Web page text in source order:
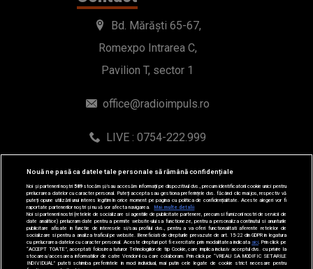
Bd. Mărăști 65-67,
Romexpo Intrarea C,
Pavilion T, sector 1
office@radioimpuls.ro
LIVE : 0754-222.999
Nouă ne pasă ca datele tale personale să rămână confidențiale
Noi și partenerii noștri589stocăm și/sau accesăm informații pe dispozitivul dvs., precum identificatorii cookie unici pentru
prelucrarea datelor cu caracter personal. Puteți accepta sau gestiona preferințele dvs. făcând clic mai jos, respectiv vă
puteți opune utilizării unui interes legitim în orice moment pe pagina cu politica de confidențialitate. Aceste alegeri vor fi
raportate partenerilor noștri și nu vă vor afecta navigarea.
Mai multe detalii
Noi si partenerii nostri (retelele de socializare si agentiile de publicitate partenere, precum si furnizorii nostri de servicii de
date analitice) prelucram date pentru a permite website-ului sa functioneze, pentru a personaliza continutul si anunturile
publicitare afisate in functie de interesele si/sau profilul dvs., pentru a va oferi functionalitati aferente retelelor de
socializare si pentru a analiza traficul pe website. Beneficiati de drepturile prevazute de art. 15-22 din GDPR in legatura
cu prelucrarea datelor cu caracter personal. Aceste drepturi pot fi exercitate prin modalitatea indicataaici . Prin click pe
“ACCEPT TOATE”, acceptati folosirea tuturor Tehnologiilor de tip Cookie, care implica inclusiv acceptul dvs. cu privire la
stocarea/accesarea informatiilor de catre Vendor-ii cu care colaboram. Prin click pe “VREAU SA MODIFIC SETARILE
INDIVIDUAL” puteti schimba preferintele in mod individual, mai putin cele legate de cookie strict necesare pentru